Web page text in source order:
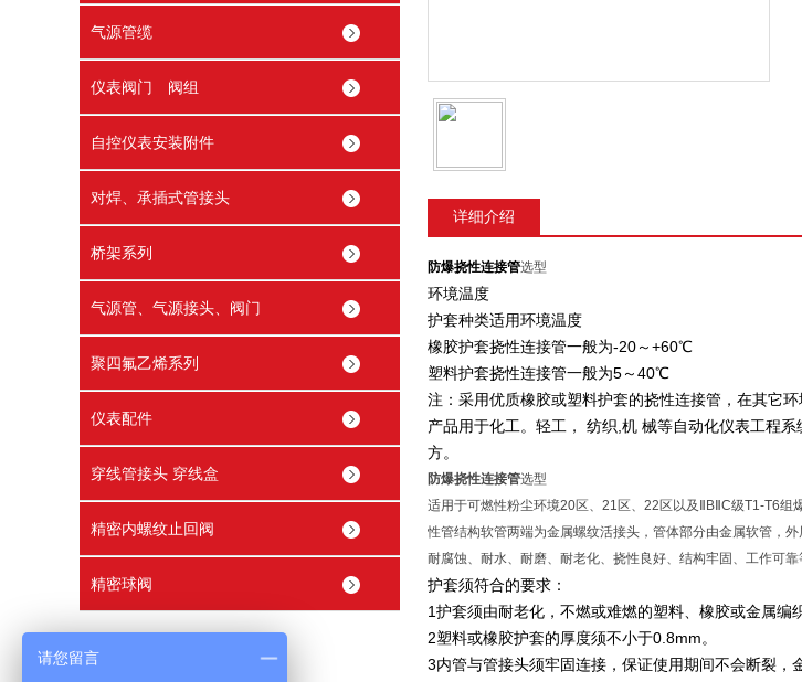
气源管缆
仪表阀门 阀组
自控仪表安装附件
对焊、承插式管接头
桥架系列
气源管、气源接头、阀门
聚四氟乙烯系列
仪表配件
穿线管接头 穿线盒
精密内螺纹止回阀
精密球阀
详细介绍
防爆挠性连接管选型
环境温度
护套种类适用环境温度
橡胶护套挠性连接管一般为-20～+60℃
塑料护套挠性连接管一般为5～40℃
注：采用优质橡胶或塑料护套的挠性连接管，在其它
产品用于化工。轻工， 纺织,机 械等自动化仪表工程
方。
防爆挠性连接管选型
适用于可燃性粉尘环境20区、21区、22区以及ⅡBⅡC级T1-T6
性管结构软管两端为金属螺纹活接头，管体部分由金属软管，
耐腐蚀、耐水、耐磨、耐老化、挠性良好、结构牢固、工作可
护套须符合的要求：
1护套须由耐老化，不燃或难燃的塑料、橡胶或金属编
2塑料或橡胶护套的厚度须不小于0.8mm。
3内管与管接头须牢固连接，保证使用期间不会断裂，
请您留言